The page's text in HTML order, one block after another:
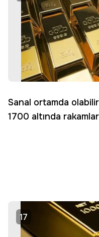
Sanal ortamda
1700 altında
17